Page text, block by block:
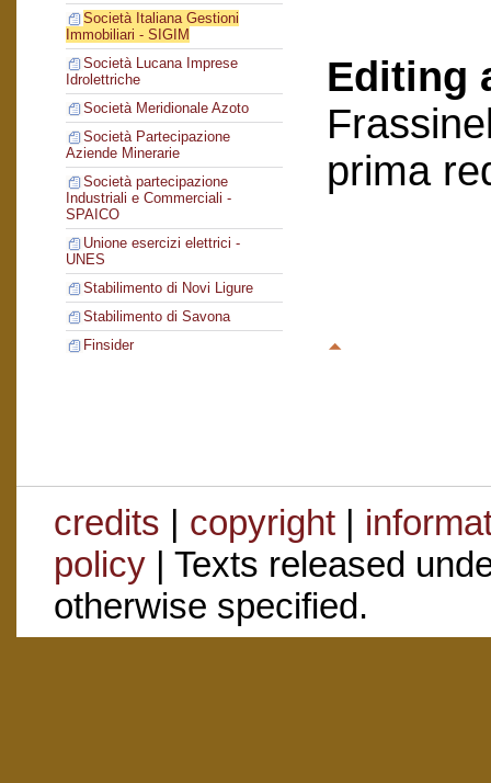
Società Italiana Gestioni
Immobiliari - SIGIM
Società Lucana Imprese
Idrolettriche
Società Meridionale Azoto
Società Partecipazione
Aziende Minerarie
Società partecipazione
Industriali e Commerciali -
SPAICO
Unione esercizi elettrici -
UNES
Stabilimento di Novi Ligure
Stabilimento di Savona
Finsider
Editing
prima
credits | copyright|
policy| Texts released
otherwise specified.